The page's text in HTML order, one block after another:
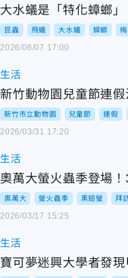
大水蟻是「特化蟑螂
昆蟲 飛蟻 大水蟻 蟑螂
2026/06/07 17:00
生活
新竹動物園兒童節連
新竹市立動物園 兒童節 連假
2026/03/31 17:20
生活
奧萬大 螢火蟲季 黑翅螢 拜
2026/03/17 15:25
生活
寶可夢迷興大學者發